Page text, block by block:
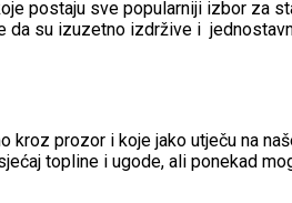
postaju sve popularniji izbor za
da su izuzetno izdržive i
prozor i koje jako utječu na
topline i ugode, ali ponekad